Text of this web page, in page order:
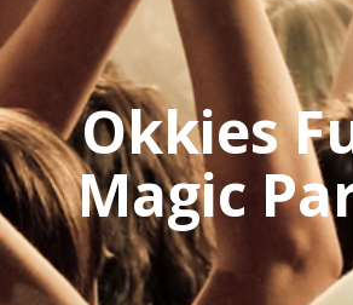
Okkies
Magic